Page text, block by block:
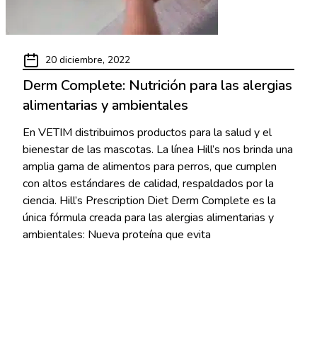
20 diciembre, 2022
Derm Complete: Nutrición para las alergias
alimentarias y ambientales
En VETIM distribuimos productos para la salud y el
bienestar de las mascotas. La línea Hill’s nos brinda una
amplia gama de alimentos para perros, que cumplen
con altos estándares de calidad, respaldados por la
ciencia. Hill’s Prescription Diet Derm Complete es la
única fórmula creada para las alergias alimentarias y
ambientales: Nueva proteína que evita